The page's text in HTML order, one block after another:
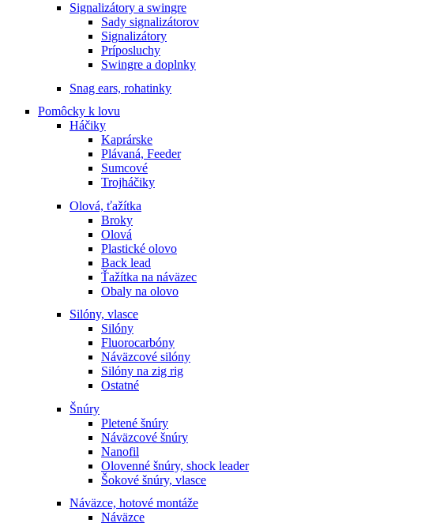
Signalizátory a swingre
Sady signalizátorov
Signalizátory
Príposluchy
Swingre a doplnky
Snag ears, rohatinky
Pomôcky k lovu
Háčiky
Kaprárske
Plávaná, Feeder
Sumcové
Trojháčiky
Olová, ťažítka
Broky
Olová
Plastické olovo
Back lead
Ťažítka na náväzec
Obaly na olovo
Silóny, vlasce
Silóny
Fluorocarbóny
Náväzcové silóny
Silóny na zig rig
Ostatné
Šnúry
Pletené šnúry
Náväzcové šnúry
Nanofil
Olovenné šnúry, shock leader
Šokové šnúry, vlasce
Náväzce, hotové montáže
Náväzce